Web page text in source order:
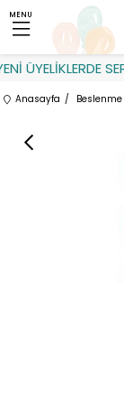
ÜYELİKLERDE
MENU
Anasayfa Beslenme